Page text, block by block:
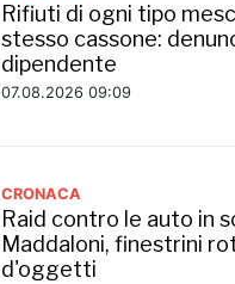
Rifiuti di ogni tipo
stesso cassone:
dipendente
07.08.2026 09:09
CRONACA
Raid contro le auto in
Maddaloni, finestrini
d'oggetti